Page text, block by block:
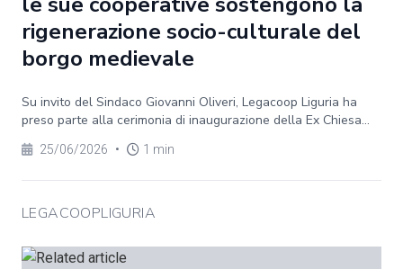
rigenerazione socio-culturale del
borgo medievale
Su invito del Sindaco Giovanni Oliveri, Legacoop Liguria ha
preso parte alla cerimonia di inaugurazione della Ex Chiesa...
25/06/2026 • 1 min
LEGACOOPLIGURIA